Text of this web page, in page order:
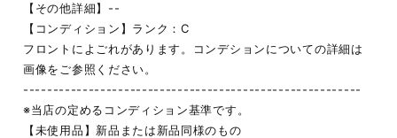
【その他詳細】--
【コンディション】ランク：C
フロントによごれがあります。コンデションについての詳細は
画像をご参照ください。
---------------------------------------------------------
※当店の定めるコンディション基準です。
【未使用品】新品または新品同様のもの